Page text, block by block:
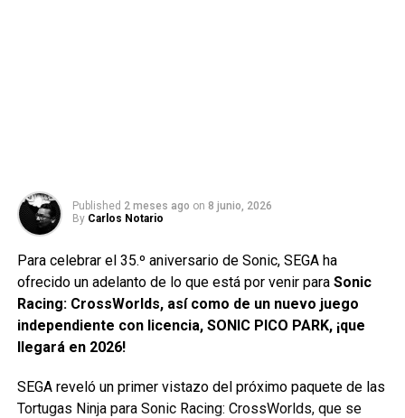
Published 2 meses ago on 8 junio, 2026
By Carlos Notario
Para celebrar el 35.º aniversario de Sonic, SEGA ha
ofrecido un adelanto de lo que está por venir para Sonic
Racing: CrossWorlds, así como de un nuevo juego
independiente con licencia, SONIC PICO PARK, ¡que
llegará en 2026!
SEGA reveló un primer vistazo del próximo paquete de las
Tortugas Ninja para Sonic Racing: CrossWorlds, que se